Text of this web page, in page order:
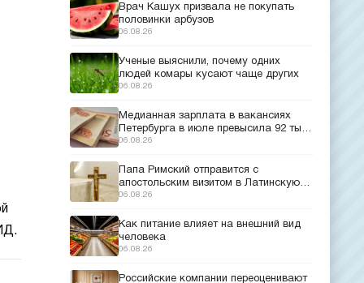
Врач Кашух призвала не покупать
половинки арбузов
06.08.26
Ученые выяснили, почему одних
людей комары кусают чаще других
06.08.26
Медианная зарплата в вакансиях
Петербурга в июле превысила 92 тыс.
рублей
06.08.26
Папа Римский отправится с
апостольским визитом в Латинскую
Америку
06.08.26
Как питание влияет на внешний вид
человека
06.08.26
Российские компании переоценивают